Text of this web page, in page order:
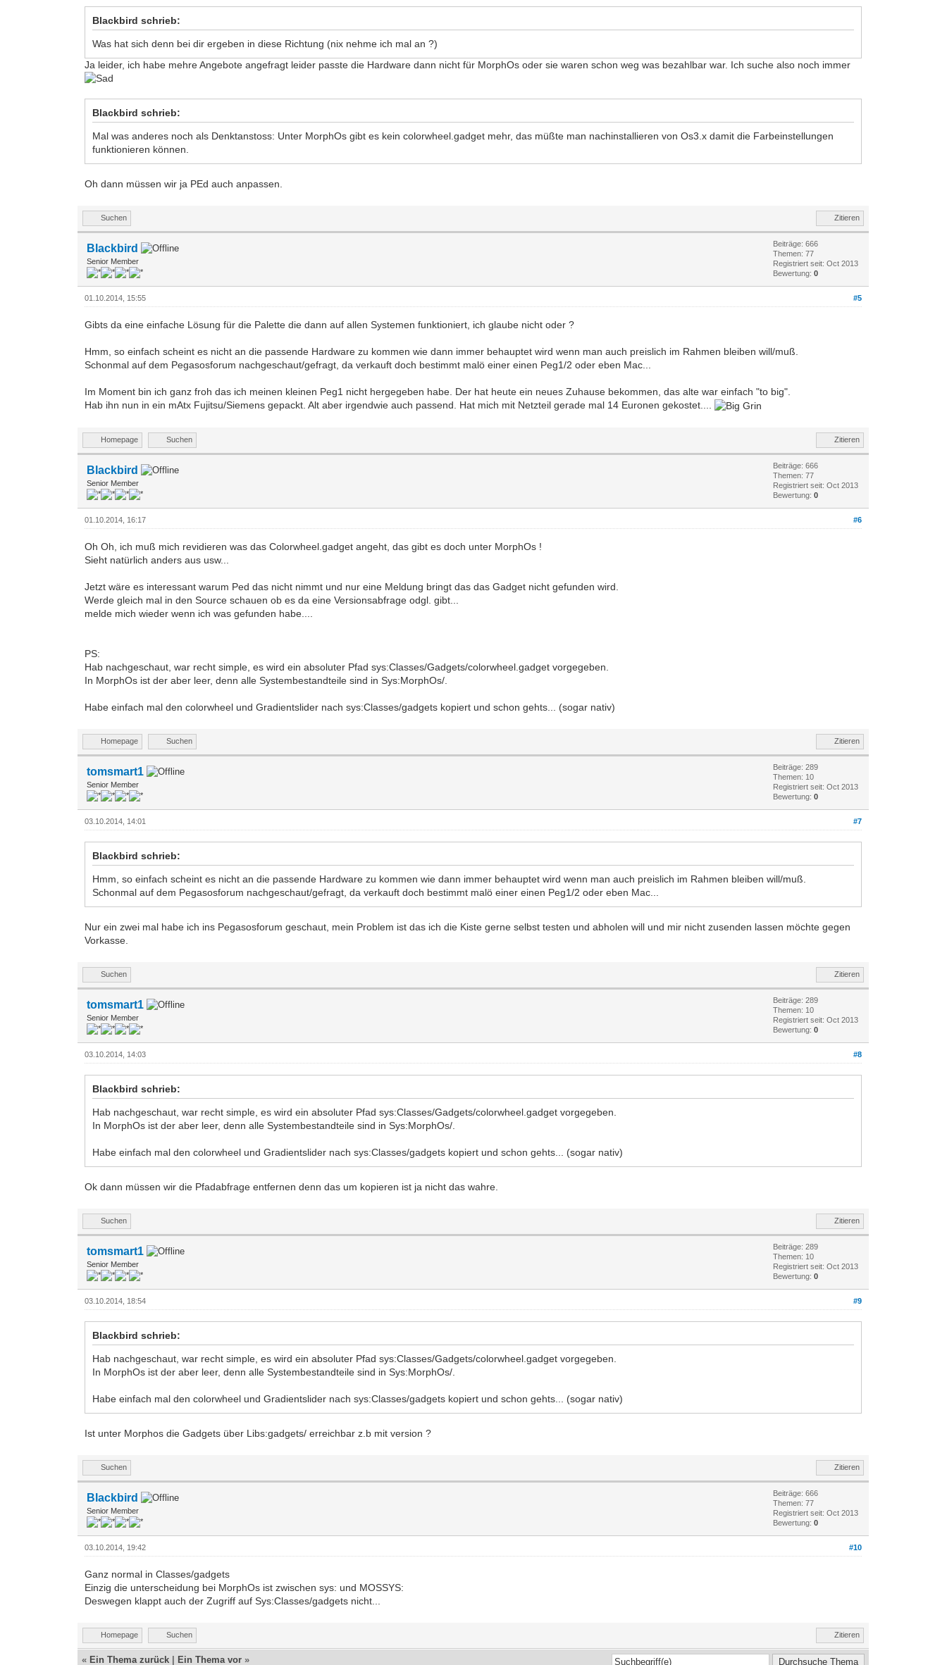
Blackbird schrieb:
Was hat sich denn bei dir ergeben in diese Richtung (nix nehme ich mal an ?)
Ja leider, ich habe mehre Angebote angefragt leider passte die Hardware dann nicht für MorphOs oder sie waren schon weg was bezahlbar war. Ich suche also noch immer
Blackbird schrieb:
Mal was anderes noch als Denktanstoss: Unter MorphOs gibt es kein colorwheel.gadget mehr, das müßte man nachinstallieren von Os3.x damit die Farbeinstellungen
funktionieren können.
Oh dann müssen wir ja PEd auch anpassen.
Suchen Zitieren
Blackbird
Senior Member
Beiträge: 666
Themen: 77
Registriert seit: Oct 2013
Bewertung:0
#5
01.10.2014, 15:55
Gibts da eine einfache Lösung für die Palette die dann auf allen Systemen funktioniert, ich glaube nicht oder ?
Hmm, so einfach scheint es nicht an die passende Hardware zu kommen wie dann immer behauptet wird wenn man auch preislich im Rahmen bleiben will/muß.
Schonmal auf dem Pegasosforum nachgeschaut/gefragt, da verkauft doch bestimmt malö einer einen Peg1/2 oder eben Mac...
Im Moment bin ich ganz froh das ich meinen kleinen Peg1 nicht hergegeben habe. Der hat heute ein neues Zuhause bekommen, das alte war einfach "to big".
Hab ihn nun in ein mAtx Fujitsu/Siemens gepackt. Alt aber irgendwie auch passend. Hat mich mit Netzteil gerade mal 14 Euronen gekostet....
Homepage Suchen Zitieren
Blackbird
Senior Member
Beiträge: 666
Themen: 77
Registriert seit: Oct 2013
Bewertung:0
#6
01.10.2014, 16:17
Oh Oh, ich muß mich revidieren was das Colorwheel.gadget angeht, das gibt es doch unter MorphOs !
Sieht natürlich anders aus usw...
Jetzt wäre es interessant warum Ped das nicht nimmt und nur eine Meldung bringt das das Gadget nicht gefunden wird.
Werde gleich mal in den Source schauen ob es da eine Versionsabfrage odgl. gibt...
melde mich wieder wenn ich was gefunden habe....
PS:
Hab nachgeschaut, war recht simple, es wird ein absoluter Pfad sys:Classes/Gadgets/colorwheel.gadget vorgegeben.
In MorphOs ist der aber leer, denn alle Systembestandteile sind in Sys:MorphOs/.
Habe einfach mal den colorwheel und Gradientslider nach sys:Classes/gadgets kopiert und schon gehts... (sogar nativ)
Homepage Suchen Zitieren
tomsmart1
Senior Member
Beiträge: 289
Themen: 10
Registriert seit: Oct 2013
Bewertung:0
#7
03.10.2014, 14:01
Blackbird schrieb:
Hmm, so einfach scheint es nicht an die passende Hardware zu kommen wie dann immer behauptet wird wenn man auch preislich im Rahmen bleiben will/muß.
Schonmal auf dem Pegasosforum nachgeschaut/gefragt, da verkauft doch bestimmt malö einer einen Peg1/2 oder eben Mac...
Nur ein zwei mal habe ich ins Pegasosforum geschaut, mein Problem ist das ich die Kiste gerne selbst testen und abholen will und mir nicht zusenden lassen möchte gegen
Vorkasse.
Suchen Zitieren
tomsmart1
Senior Member
Beiträge: 289
Themen: 10
Registriert seit: Oct 2013
Bewertung:0
#8
03.10.2014, 14:03
Blackbird schrieb:
Hab nachgeschaut, war recht simple, es wird ein absoluter Pfad sys:Classes/Gadgets/colorwheel.gadget vorgegeben.
In MorphOs ist der aber leer, denn alle Systembestandteile sind in Sys:MorphOs/.
Habe einfach mal den colorwheel und Gradientslider nach sys:Classes/gadgets kopiert und schon gehts... (sogar nativ)
Ok dann müssen wir die Pfadabfrage entfernen denn das um kopieren ist ja nicht das wahre.
Suchen Zitieren
tomsmart1
Senior Member
Beiträge: 289
Themen: 10
Registriert seit: Oct 2013
Bewertung:0
#9
03.10.2014, 18:54
Blackbird schrieb:
Hab nachgeschaut, war recht simple, es wird ein absoluter Pfad sys:Classes/Gadgets/colorwheel.gadget vorgegeben.
In MorphOs ist der aber leer, denn alle Systembestandteile sind in Sys:MorphOs/.
Habe einfach mal den colorwheel und Gradientslider nach sys:Classes/gadgets kopiert und schon gehts... (sogar nativ)
Ist unter Morphos die Gadgets über Libs:gadgets/ erreichbar z.b mit version ?
Suchen Zitieren
Blackbird
Senior Member
Beiträge: 666
Themen: 77
Registriert seit: Oct 2013
Bewertung:0
#10
03.10.2014, 19:42
Ganz normal in Classes/gadgets
Einzig die unterscheidung bei MorphOs ist zwischen sys: und MOSSYS:
Deswegen klappt auch der Zugriff auf Sys:Classes/gadgets nicht...
Homepage Suchen Zitieren
« Ein Thema zurück Ein Thema vor »